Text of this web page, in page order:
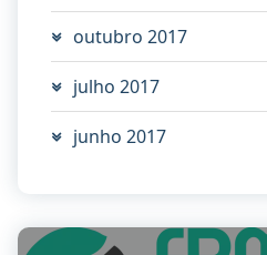
outubro 2017
julho 2017
junho 2017